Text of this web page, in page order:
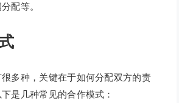
配等。
多种，关键在于如何分配双方的责
是几种常见的合作模式：